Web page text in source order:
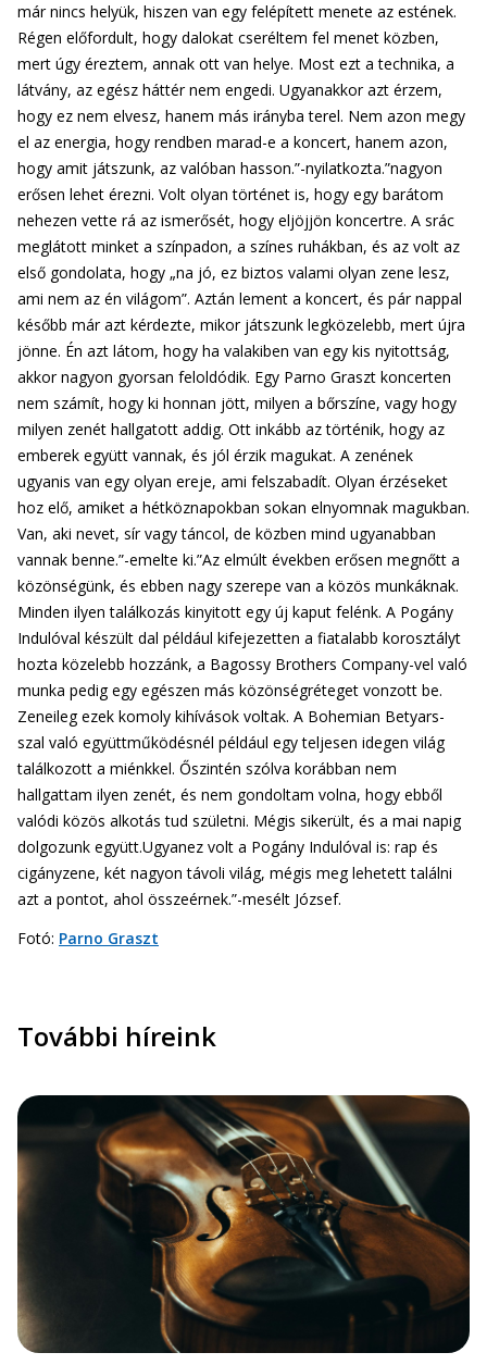
már nincs helyük, hiszen van egy felépített menete az estének.
Régen előfordult, hogy dalokat cseréltem fel menet közben,
mert úgy éreztem, annak ott van helye. Most ezt a technika, a
látvány, az egész háttér nem engedi. Ugyanakkor azt érzem,
hogy ez nem elvesz, hanem más irányba terel. Nem azon megy
el az energia, hogy rendben marad-e a koncert, hanem azon,
hogy amit játszunk, az valóban hasson.”-nyilatkozta.”nagyon
erősen lehet érezni. Volt olyan történet is, hogy egy barátom
nehezen vette rá az ismerősét, hogy eljöjjön koncertre. A srác
meglátott minket a színpadon, a színes ruhákban, és az volt az
első gondolata, hogy „na jó, ez biztos valami olyan zene lesz,
ami nem az én világom”. Aztán lement a koncert, és pár nappal
később már azt kérdezte, mikor játszunk legközelebb, mert újra
jönne. Én azt látom, hogy ha valakiben van egy kis nyitottság,
akkor nagyon gyorsan feloldódik. Egy Parno Graszt koncerten
nem számít, hogy ki honnan jött, milyen a bőrszíne, vagy hogy
milyen zenét hallgatott addig. Ott inkább az történik, hogy az
emberek együtt vannak, és jól érzik magukat. A zenének
ugyanis van egy olyan ereje, ami felszabadít. Olyan érzéseket
hoz elő, amiket a hétköznapokban sokan elnyomnak magukban.
Van, aki nevet, sír vagy táncol, de közben mind ugyanabban
vannak benne.”-emelte ki.”Az elmúlt években erősen megnőtt a
közönségünk, és ebben nagy szerepe van a közös munkáknak.
Minden ilyen találkozás kinyitott egy új kaput felénk. A Pogány
Indulóval készült dal például kifejezetten a fiatalabb korosztályt
hozta közelebb hozzánk, a Bagossy Brothers Company-vel való
munka pedig egy egészen más közönségréteget vonzott be.
Zeneileg ezek komoly kihívások voltak. A Bohemian Betyars-
szal való együttműködésnél például egy teljesen idegen világ
találkozott a miénkkel. Őszintén szólva korábban nem
hallgattam ilyen zenét, és nem gondoltam volna, hogy ebből
valódi közös alkotás tud születni. Mégis sikerült, és a mai napig
dolgozunk együtt.Ugyanez volt a Pogány Indulóval is: rap és
cigányzene, két nagyon távoli világ, mégis meg lehetett találni
azt a pontot, ahol összeérnek.”-mesélt József.
Fotó: Parno Graszt
További híreink